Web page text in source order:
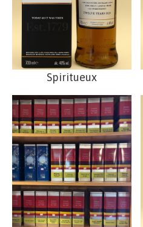
Spiritueux